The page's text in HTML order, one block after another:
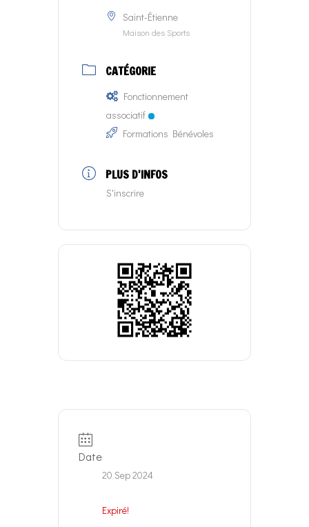
Saint-Étienne
Maison des Sports
CATÉGORIE
Fonctionnement
associatif
Formations Bénévoles
PLUS D'INFOS
S'inscrire
Date
20 Sep 2024
Expiré!